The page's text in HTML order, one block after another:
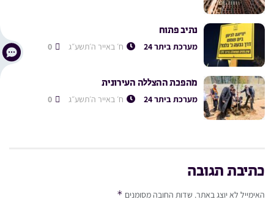
נתיב פתוח
מערכת ביתר 24 ח׳ באייר ה׳תשע״ג
מהפכת ההצללה העירונית
מערכת ביתר 24 ח׳ באייר ה׳תשע״ג
כתיבת תגובה
האימייל לא יוצג באתר. שדות החובה מסומנים *